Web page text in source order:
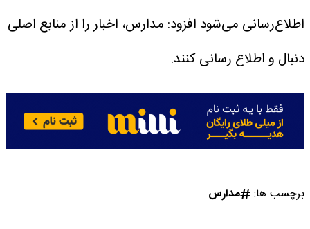
اطلاع‌رسانی می‌شود افزود: مدارس، اخبار را از منابع اصلی
دنبال و اطلاع رسانی کنند.
برچسب ها: مدارس